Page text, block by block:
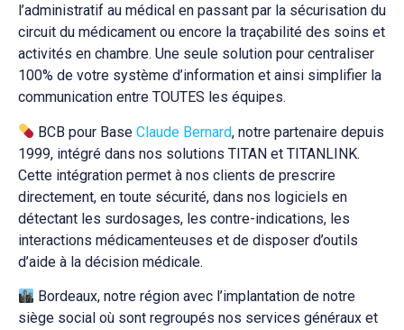
l’administratif au médical en passant par la sécurisation du
circuit du médicament ou encore la traçabilité des soins et
activités en chambre. Une seule solution pour centraliser
100% de votre système d’information et ainsi simplifier la
communication entre TOUTES les équipes.
BCB pour BaseClaude Bernard, notre partenaire depuis
1999, intégré dans nos solutions TITAN et TITANLINK.
Cette intégration permet à nos clients de prescrire
directement, en toute sécurité, dans nos logiciels en
détectant les surdosages, les contre-indications, les
interactions médicamenteuses et de disposer d’outils
d’aide à la décision médicale.
Bordeaux, notre région avec l’implantation de notre
siège social où sont regroupés nos services généraux et